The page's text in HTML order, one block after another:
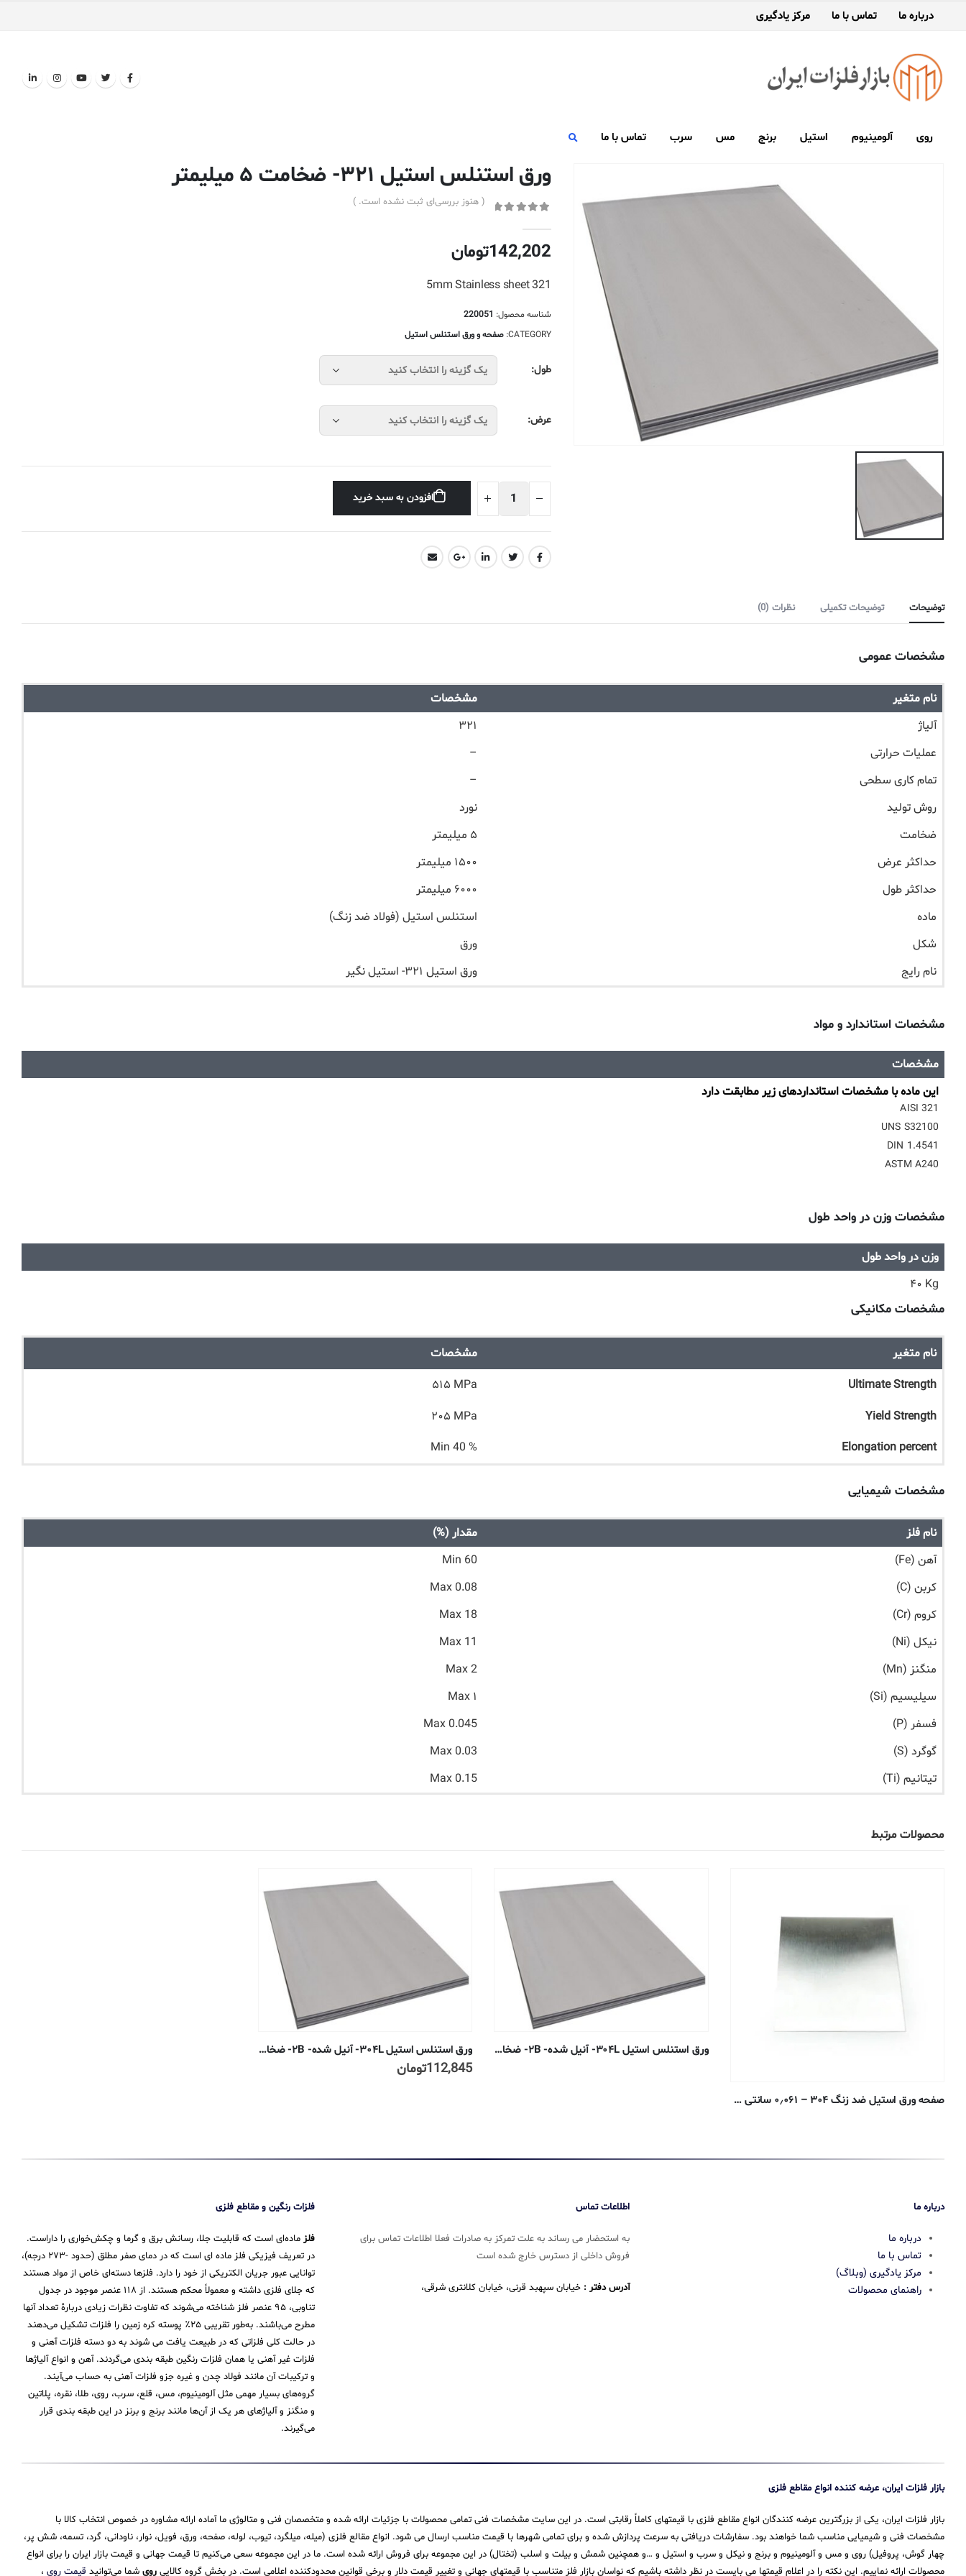
درباره ما تماس با ما مرکز یادگیری
روی آلومینیوم استیل برنج مس سرب تماس با ما
ورق استنلس استیل ۳۲۱- ضخامت ۵ میلیمتر
( هنوز بررسی‌ای ثبت نشده است. )
142,202تومان
5mm Stainless sheet 321
شناسه محصول: 220051
CATEGORY: صفحه و ورق استنلس استیل
طول
عرض
افزودن به سبد خرید
توضیحات توضیحات تکمیلی نظرات (0)
مشخصات عمومی
نام متغیر
مشخصات
آلیاژ
۳۲۱
عملیات حرارتی
–
تمام کاری سطحی
–
روش تولید
نورد
ضخامت
۵ میلیمتر
حداکثر عرض
۱۵۰۰ میلیمتر
حداکثر طول
۶۰۰۰ میلیمتر
ماده
استنلس استیل (فولاد ضد زنگ)
شکل
ورق
نام رایج
ورق استیل ۳۲۱- استیل نگیر
مشخصات استاندارد و مواد
مشخصات
این ماده با مشخصات استانداردهای زیر مطابقت دارد
AISI 321
UNS S32100
DIN 1.4541
ASTM A240
مشخصات وزن در واحد طول
وزن در واحد طول
۴۰ Kg
مشخصات مکانیکی
نام متغیر
مشخصات
Ultimate Strength
۵۱۵ MPa
Yield Strength
۲۰۵ MPa
Elongation percent
Min 40 %
مشخصات شیمیایی
نام فلز
مقدار (%)
آهن (Fe)
Min 60
کربن (C)
Max 0.08
کروم (Cr)
Max 18
نیکل (Ni)
Max 11
منگنز (Mn)
Max 2
سیلیسیم (Si)
۱ Max
فسفر (P)
Max 0.045
گوگرد (S)
Max 0.03
تیتانیم (Ti)
Max 0.15
محصولات مرتبط
صفحه ورق استیل ضد زنگ ۳۰۴ – ۰٫۰۶۱ سانتی متر – #۴ آنیل
ورق استنلس استیل ۳۰۴L- آنیل شده- ۲B- ضخامت ۰٫۵ میلیمتر ورق استنلس استیل ۳۰۴L- آنیل شده- ۲B- ضخامت ۰٫۸ میلیمتر
112,845تومان
درباره ما
درباره ما
تماس با ما
مرکز یادگیری (وبلاگ)
راهنمای محصولات
اطلاعات تماس
به استحضار می رساند به علت تمرکز به صادرات فعلا اطلاعات تماس برای
فروش داخلی از دسترس خارج شده است
آدرس دفتر : خیابان سپهبد قرنی، خیابان کلانتری شرقی،
فلزات رنگین و مقاطع فلزی
فلز ماده‌ای است که قابلیت جلا، رسانش برق و گرما و چکش‌خواری را داراست.
در تعریف فیزیکی فلز ماده ای است که در دمای صفر مطلق (حدود -۲۷۳ درجه)،
توانایی عبور جریان الکتریکی از خود را دارد. فلزها دسته‌ای خاص از مواد هستند
که جلای فلزی داشته و معمولاً محکم هستند. از ۱۱۸ عنصر موجود در جدول
تناوبی، ۹۵ عنصر فلز شناخته می‌شوند که تفاوت نظرات زیادی دربارهٔ تعداد آنها
مطرح می‌باشند. به‌طور تقریبی ۲۵٪ پوسته کره زمین را فلزات تشکیل می‌دهند
در حالت کلی فلزاتی که در طبیعت یافت می شوند به دو دسته فلزات آهنی و
فلزات غیر آهنی یا همان فلزات رنگین طبقه بندی می‌گردند. آهن و انواع آلیاژها
و ترکیبات آن مانند فولاد چدن و غیره جزو فلزات آهنی به حساب می‌‌آیند.
گروه‌های بسیار مهمی مثل آلومینیوم، مس، قلع، سرب، روی، طلا، نقره، پلاتین
و منگنز و آلیاژهای هر یک از آن‌ها مانند برنج و برنز در این طبقه‌ بندی قرار
می‌‌گیرند.
بازار فلزات ایران، عرضه کننده انواع مقاطع فلزی
بازار فلزات ایران، یکی از بزرگترین عرضه کنندگان انواع مقاطع فلزی با قیمتهای کاملاً رقابتی است. در این سایت مشخصات فنی تمامی محصولات با جزئیات ارائه شده و متخصصان فنی و متالوژی ما آماده ارائه مشاوره در خصوص انتخاب کالا با
مشخصات فنی و شیمیایی مناسب شما خواهند بود. سفارشات دریافتی به سرعت پردازش شده و برای تمامی شهرها با قیمت مناسب ارسال می شود. انواع مقالع فلزی (میله، میلگرد، تیوب، لوله، صفحه، ورق، فویل، نوار، ناودانی، گرد، تسمه، شش پر،
چهار گوش، پروفیل) روی و مس و آلومینیوم و برنج و نیکل و سرب و استیل و …و همچنین شمش و بیلت و اسلب (تختال) در این مجموعه برای فروش ارائه شده است. ما در این مجموعه سعی می‌کنیم تا قیمت جهانی و قیمت بازار ایران را برای انواع
محصولات ارائه نماییم. این نکته را در اعلام قیمتها می بایست در نظر داشته باشیم که نواسان بازار فلز متناسب با قیمتهای جهانی و تغییر قیمت دلار و برخی قوانین محدودکننده اعلامی است. در بخش گروه کالایی روی شما می‌توانید قیمت روی ،